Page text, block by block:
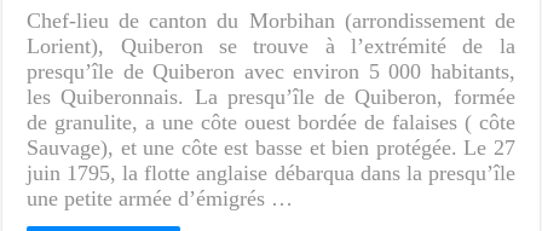
Chef-lieu de canton du Morbihan (arrondissement de
Lorient), Quiberon se trouve à l’extrémité de la
presqu’île de Quiberon avec environ 5 000 habitants,
les Quiberonnais. La presqu’île de Quiberon, formée
de granulite, a une côte ouest bordée de falaises ( côte
Sauvage), et une côte est basse et bien protégée. Le 27
juin 1795, la flotte anglaise débarqua dans la presqu’île
une petite armée d’émigrés …